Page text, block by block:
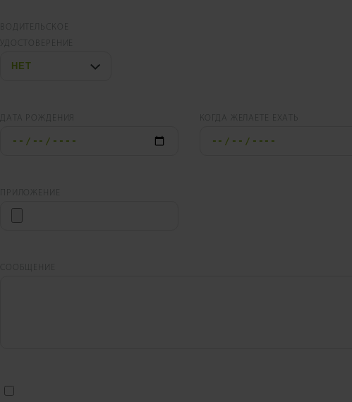
ВОДИТЕЛЬСКОЕ
УДОСТОВЕРЕНИЕ
ДАТА РОЖДЕНИЯ КОГДА ЖЕЛАЕТЕ ЕХАТЬ
ПРИЛОЖЕНИЕ
СООБЩЕНИЕ